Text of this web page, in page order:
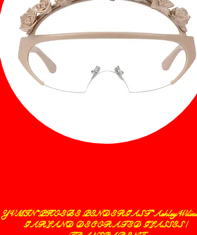
제품보기
YVMIN*PHOEBE
GARLAND DECORATED GLASSES /